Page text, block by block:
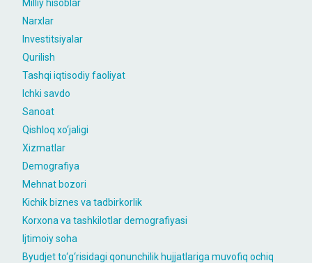
Milliy hisoblar
Narxlar
Investitsiyalar
Qurilish
Tashqi iqtisodiy faoliyat
Ichki savdo
Sanoat
Qishloq xo‘jaligi
Xizmatlar
Demografiya
Mehnat bozori
Kichik biznes va tadbirkorlik
Korxona va tashkilotlar demografiyasi
Ijtimoiy soha
Byudjet to‘g‘risidagi qonunchilik hujjatlariga muvofiq ochiq